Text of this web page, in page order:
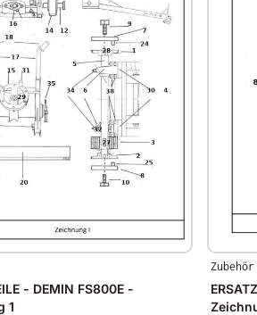
- DEMIN FS800E -
1
Zubehör